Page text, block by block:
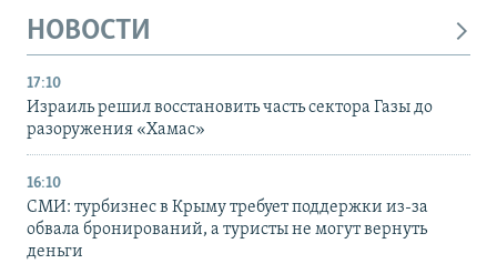
НОВОСТИ
17:10
Израиль решил восстановить часть сектора Газы до
разоружения «Хамас»
16:10
СМИ: турбизнес в Крыму требует поддержки из-за
обвала бронирований, а туристы не могут вернуть
деньги